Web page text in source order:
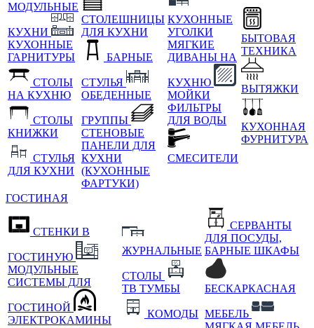
МОДУЛЬНЫЕ
КУХНИ
КУХОННЫЕ
ГАРНИТУРЫ
СТОЛЫ
НА КУХНЮ
СТОЛЫ
КНИЖКИ
СТУЛЬЯ
ДЛЯ КУХНИ
СТОЛЕШНИЦЫ
ДЛЯ КУХНИ
БАРНЫЕ
СТУЛЬЯ
ОБЕДЕННЫЕ
ГРУППЫ
СТЕНОВЫЕ
ПАНЕЛИ ДЛЯ
КУХНИ
(КУХОННЫЕ
ФАРТУКИ)
КУХОННЫЕ
УГОЛКИ
МЯГКИЕ
ДИВАНЫ НА
КУХНЮ
МОЙКИ
ФИЛЬТРЫ
ДЛЯ ВОДЫ
СМЕСИТЕЛИ
БЫТОВАЯ
ТЕХНИКА
ВЫТЯЖКИ
КУХОННАЯ
ФУРНИТУРА
ГОСТИНАЯ
СТЕНКИ В
ГОСТИНУЮ
МОДУЛЬНЫЕ
СИСТЕМЫ ДЛЯ
ГОСТИНОЙ
ЭЛЕКТРОКАМИНЫ
ЖУРНАЛЬНЫЕ
СТОЛЫ
ТВ ТУМБЫ
КОМОДЫ
СЕРВАНТЫ
ДЛЯ ПОСУДЫ,
БАРНЫЕ ШКАФЫ
БЕСКАРКАСНАЯ
МЕБЕЛЬ